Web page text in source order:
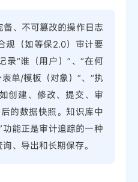
备、不可篡改的操作日志
规（如等保2.0）审计要
录“谁（用户）”、“在何
单/模板（对象）”、“执
创建、修改、提交、审
的数据快照。知识库中
能正是审计追踪的一种
、导出和长期保存。